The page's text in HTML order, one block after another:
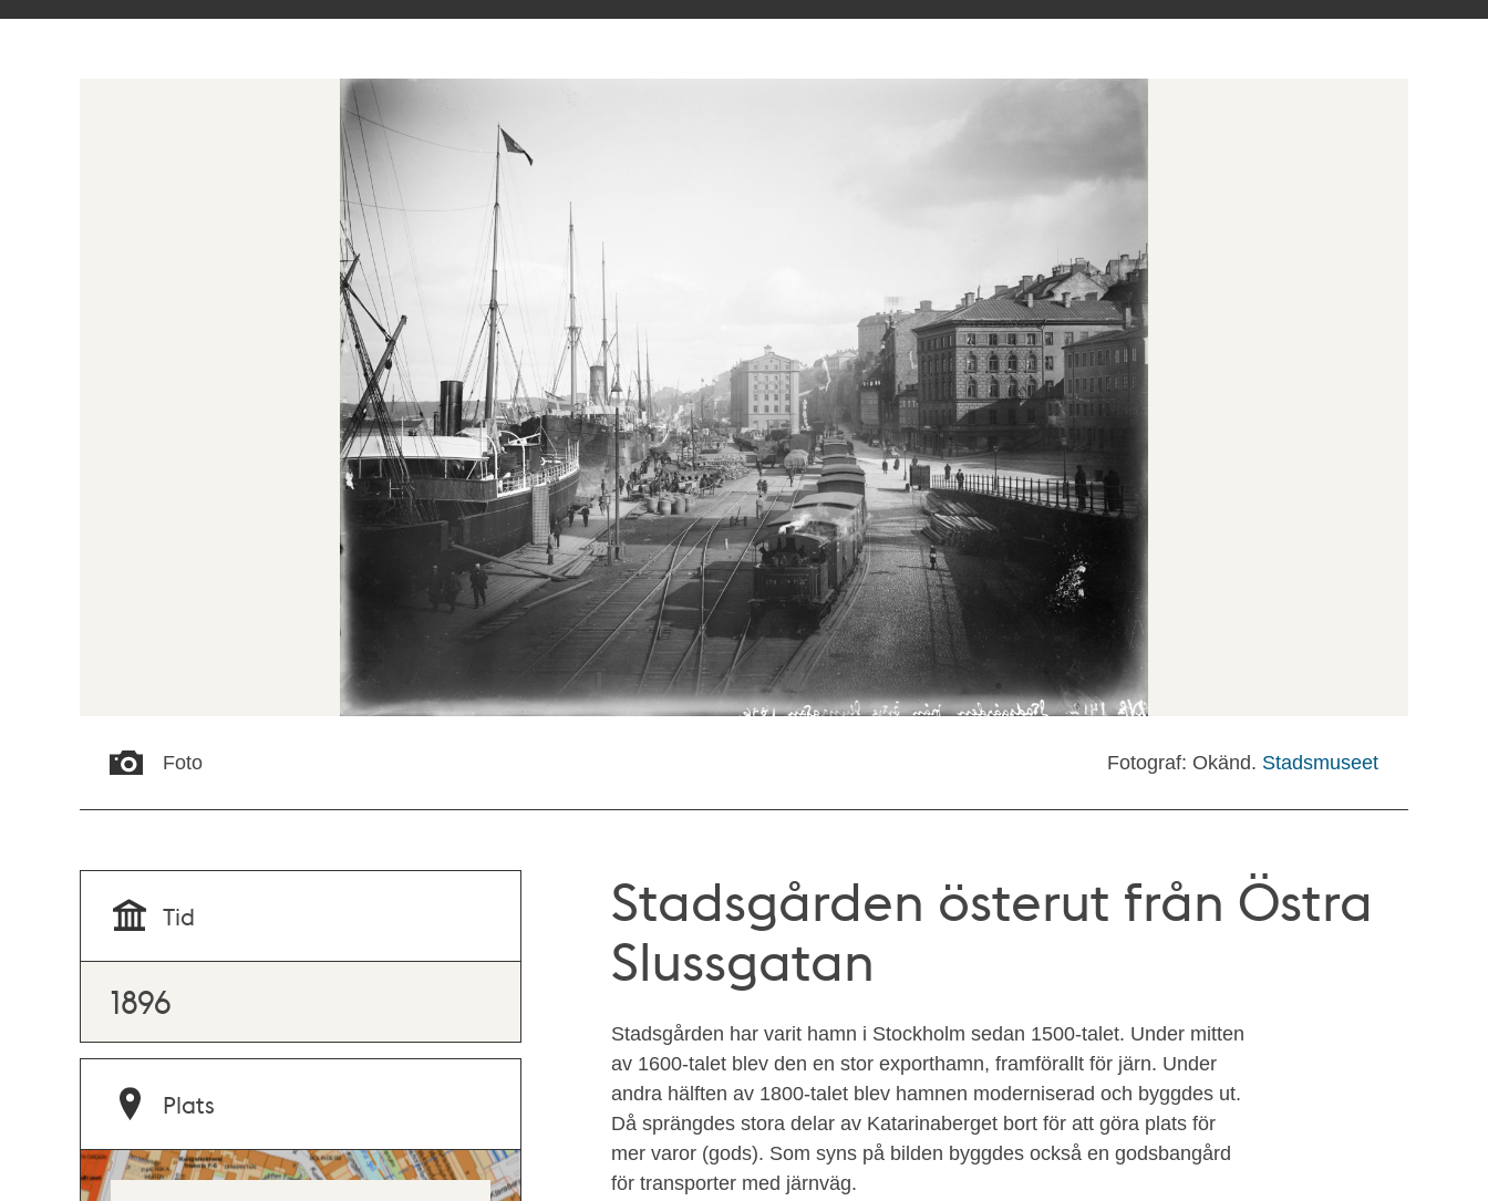
Foto Fotograf: Okänd. Stadsmuseet
Stadsgården österut från Östra
Slussgatan
Stadsgården har varit hamn i Stockholm sedan 1500-talet. Under mitten
av 1600-talet blev den en stor exporthamn, framförallt för järn. Under
andra hälften av 1800-talet blev hamnen moderniserad och byggdes ut.
Då sprängdes stora delar av Katarinaberget bort för att göra plats för
mer varor (gods). Som syns på bilden byggdes också en godsbangård
för transporter med järnväg.
Tid
1896
Plats